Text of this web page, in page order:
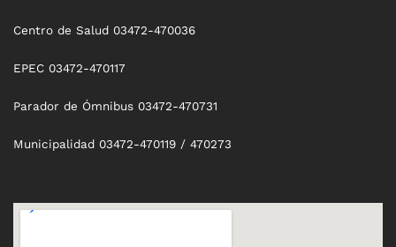
Centro de Salud 03472-470036
EPEC 03472-470117
Parador de Ómnibus 03472-470731
Municipalidad 03472-470119 / 470273